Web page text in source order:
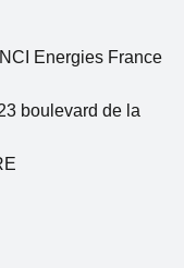
Energies France
boulevard de la